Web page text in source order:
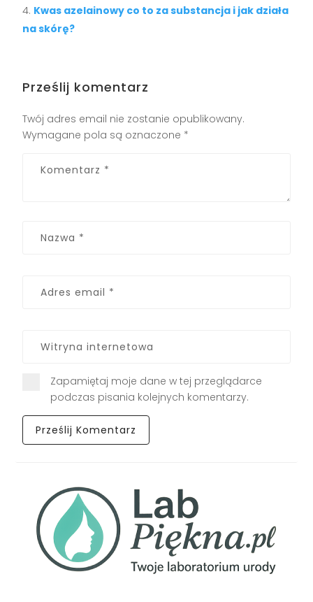
Kwas azelainowy co to za substancja i jak działa
na skórę?
Prześlij komentarz
Twój adres email nie zostanie opublikowany.
Wymagane pola są oznaczone *
Zapamiętaj moje dane w tej przeglądarce
podczas pisania kolejnych komentarzy.